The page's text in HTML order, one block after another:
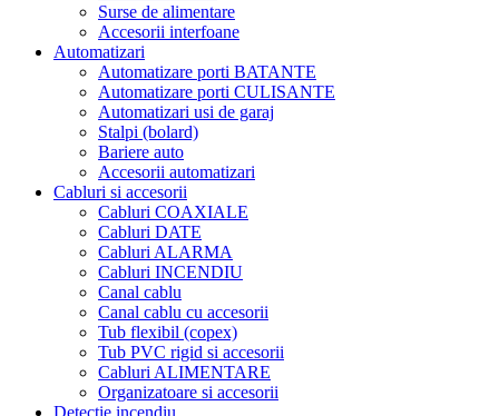
Surse de alimentare
Accesorii interfoane
Automatizari
Automatizare porti BATANTE
Automatizare porti CULISANTE
Automatizari usi de garaj
Stalpi (bolard)
Bariere auto
Accesorii automatizari
Cabluri si accesorii
Cabluri COAXIALE
Cabluri DATE
Cabluri ALARMA
Cabluri INCENDIU
Canal cablu
Canal cablu cu accesorii
Tub flexibil (copex)
Tub PVC rigid si accesorii
Cabluri ALIMENTARE
Organizatoare si accesorii
Detectie incendiu